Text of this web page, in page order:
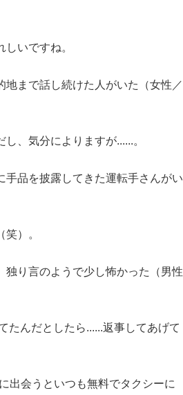
いですね。
地まで話し続けた人がいた（女性／
、気分によりますが......。
手品を披露してきた運転手さんがい
）。
独り言のようで少し怖かった（男性
たんだとしたら......返事してあげて
出会うといつも無料でタクシーに